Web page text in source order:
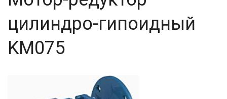
цилиндро-гипоидный
KM075